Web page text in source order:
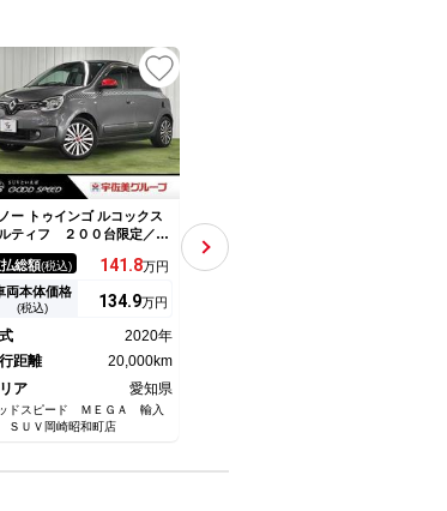
ー トゥインゴ ルコックス
ティフ ２００台限定／Ａ
ｌｅＣａｒｐｌａｙ／シー
ーター／クリアランスソナ
／レーンキープアシスト／Ｕ
Ｂポート／バックモニター／
プ／クルーズコントロール
ートエアコン
総額(税込) 141.8万円
両本体価格
(税込) 134.9万円
2020年
距離
20,000km
ア
愛知県
ドスピード ＭＥＧＡ 輸入
ＵＶ岡崎昭和町店
ス キャンバストップ ワンオ
ーナー キャンバストップ ク
ルーズコントロール バックカ
支払総額